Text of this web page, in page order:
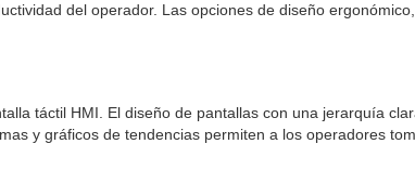
del operador. Las opciones de diseño
táctil HMI. El diseño de pantallas con una jerarquía
y gráficos de tendencias permiten a los operadores